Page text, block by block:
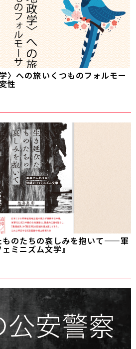
〉への旅――いくつものフォルモー
性
ものたちの哀しみを抱いて——軍
ミニズム文学』